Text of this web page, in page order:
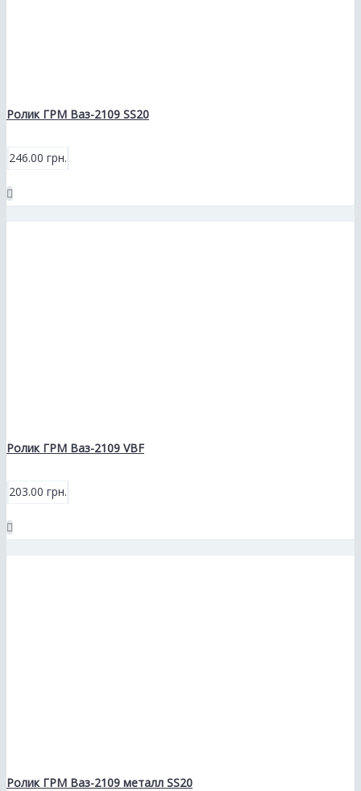
Ролик ГРМ Ваз-2109 SS20
246.00 грн.
Ролик ГРМ Ваз-2109 VBF
203.00 грн.
Ролик ГРМ Ваз-2109 металл SS20